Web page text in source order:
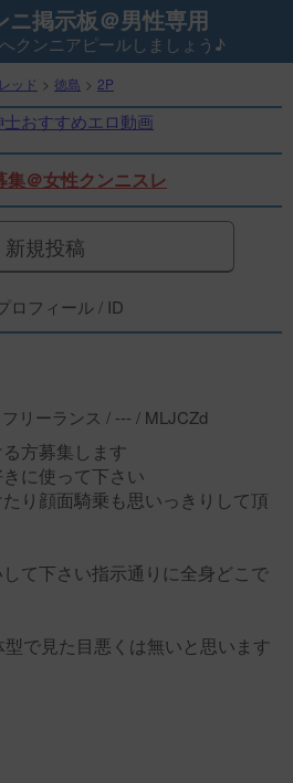
ニ掲示板＠男性専用
クンニアピールしましょう♪
ッド > 徳島 > 2P
集＠女性クンニスレ
新規投稿
ロフィール / ID
リーランス / --- / MLJCZd
方募集します
に使って下さい
り顔面騎乗も思いっきりして頂
て下さい指示通りに全身どこで
で見た目悪くは無いと思います